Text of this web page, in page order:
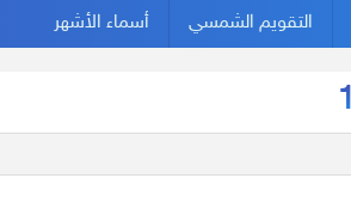
التقويم الشمسي أسماء الأشهر